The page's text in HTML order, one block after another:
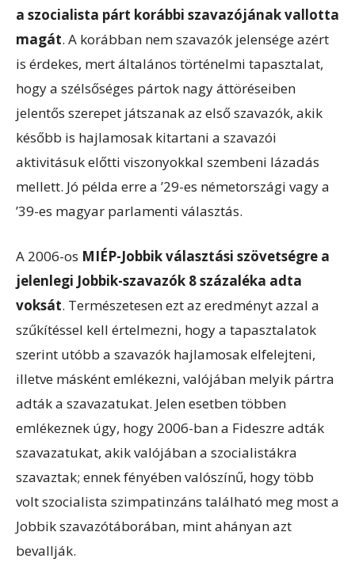
a szocialista párt korábbi szavazójának vallotta
magát. A korábban nem szavazók jelensége azért
is érdekes, mert általános történelmi tapasztalat,
hogy a szélsőséges pártok nagy áttöréseiben
jelentős szerepet játszanak az első szavazók, akik
később is hajlamosak kitartani a szavazói
aktivitásuk előtti viszonyokkal szembeni lázadás
mellett. Jó példa erre a ’29-es németországi vagy a
’39-es magyar parlamenti választás.
A 2006-os MIÉP-Jobbik választási szövetségre a
jelenlegi Jobbik-szavazók 8 százaléka adta
voksát. Természetesen ezt az eredményt azzal a
szűkítéssel kell értelmezni, hogy a tapasztalatok
szerint utóbb a szavazók hajlamosak elfelejteni,
illetve másként emlékezni, valójában melyik pártra
adták a szavazatukat. Jelen esetben többen
emlékeznek úgy, hogy 2006-ban a Fideszre adták
szavazatukat, akik valójában a szocialistákra
szavaztak; ennek fényében valószínű, hogy több
volt szocialista szimpatinzáns található meg most a
Jobbik szavazótáborában, mint ahányan azt
bevallják.